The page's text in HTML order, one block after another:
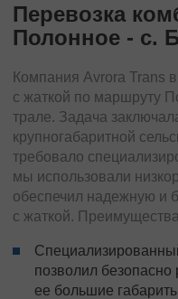
Перевозка
Полонное - с.
Компания Avrora Trans
с жаткой по маршруту
трале. Задача
крупногабаритной
требовало
мы использовали
обеспечил надежную и
с жаткой.
позволил безопасно
ее большие